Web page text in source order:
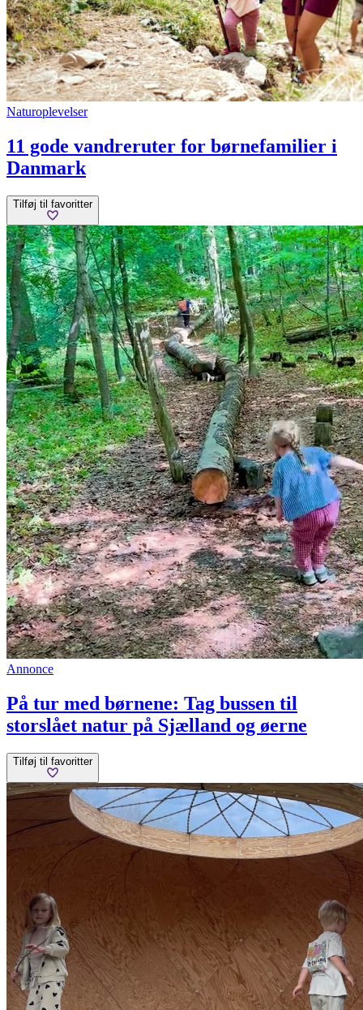
Naturoplevelser
11 gode vandreruter for børnefamilier i
Danmark
Tilføj til favoritter
Annonce
På tur med børnene: Tag bussen til
storslået natur på Sjælland og øerne
Tilføj til favoritter